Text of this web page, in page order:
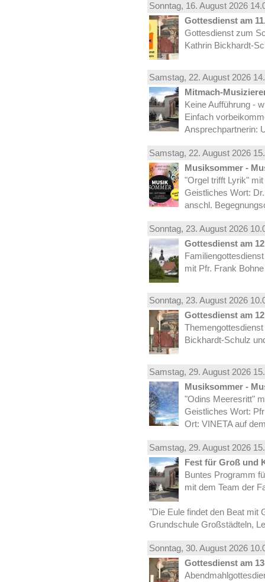
Sonntag, 16. August 2026
Gottesdienst am
Gottesdienst zum
Kathrin Bickhardt-
Samstag, 22. August 2026
Mitmach-
Keine Aufführung -
Einfach
Ansprechpartnerin:
Samstag, 22. August 2026
Musiksommer -
"Orgel trifft Lyrik"
Geistliches Wort:
anschl.
Sonntag, 23. August 2026
Gottesdienst am
mit Pfr. Frank
Sonntag, 23. August 2026
Gottesdienst am
Bickhardt-Schulz
Samstag, 29. August 2026
Musiksommer -
"Odins Meeresritt"
Geistliches Wort:
Ort: VINETA auf
Samstag, 29. August 2026
Fest für Groß und
Buntes Programm
mit dem Team der
"Die Eule findet den Beat mit
Grundschule Großstädteln,
Sonntag, 30. August 2026
Gottesdienst am